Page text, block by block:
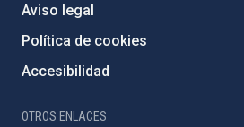
Aviso legal
Política de cookies
Accesibilidad
OTROS ENLACES